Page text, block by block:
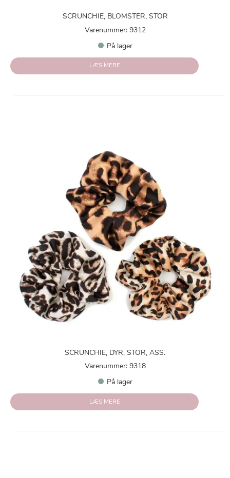
SCRUNCHIE, BLOMSTER, STOR
Varenummer: 9312
På lager
LÆS MERE
SCRUNCHIE, DYR, STOR, ASS.
Varenummer: 9318
På lager
LÆS MERE